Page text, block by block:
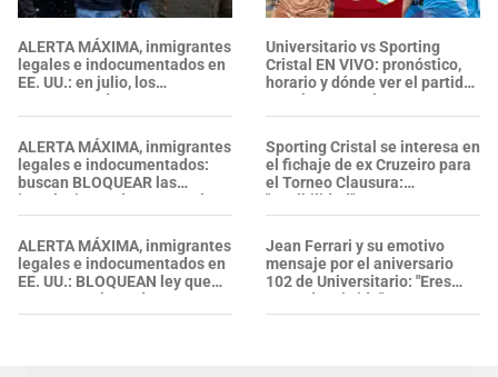
ALERTA MÁXIMA, inmigrantes
legales e indocumentados en
EE. UU.: en julio, los
ARRESTOS de ICE se
intensificaron y alcanzaron su
nivel más alto
ALERTA MÁXIMA, inmigrantes
legales e indocumentados:
buscan BLOQUEAR las
instalaciones de ICE; revelan
PLAN de acción de legislador
ALERTA MÁXIMA, inmigrantes
legales e indocumentados en
EE. UU.: BLOQUEAN ley que
RECHAZA el uso de
mascarillas a agentes del ICE
Universitario vs Sporting
Cristal EN VIVO: pronóstico,
horario y dónde ver el partido
por el Torneo Clausura 2026
Sporting Cristal se interesa en
el fichaje de ex Cruzeiro para
el Torneo Clausura:
"Posibilidad"
Jean Ferrari y su emotivo
mensaje por el aniversario
102 de Universitario: "Eres
parte de mi vida"